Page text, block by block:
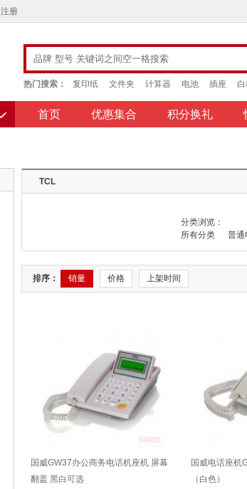
注册
热门搜索： 复印纸 文件夹 计算器 电池 插座
首页 优惠集合 积分换礼
TCL
分类浏览：
所有分类
普通
排序： 销量 价格 上架时间
国威GW37办公商务电话机座机 屏幕
翻盖 黑白可选
国威电话座机
（白色）